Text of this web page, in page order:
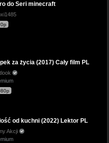
do Seri minecraft
za życia (2017) Cały film PL
od kuchni (2022) Lektor PL
Akcji